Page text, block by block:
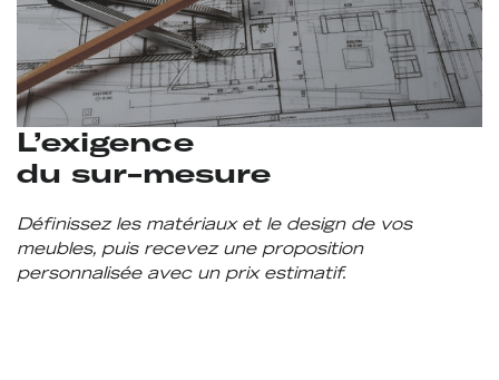
L’exigence
du sur-mesure
Définissez les matériaux et le design de vos
meubles, puis recevez une proposition
personnalisée avec un prix estimatif.